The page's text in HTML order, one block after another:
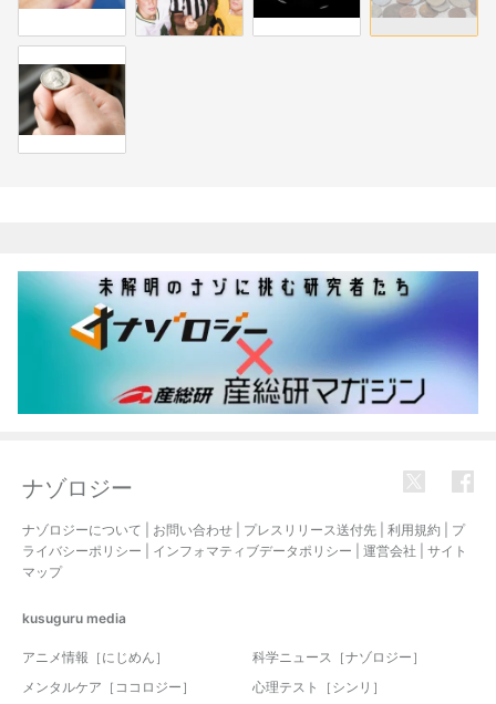
ナゾロジー
ナゾロジーについて お問い合わせ プレスリリース送付先 利用規約
プ
ライバシーポリシー
インフォマティブデータポリシー 運営会社
サイト
マップ
kusuguru media
アニメ情報［にじめん］
科学ニュース［ナゾロジー］
メンタルケア［ココロジー］
心理テスト［シンリ］